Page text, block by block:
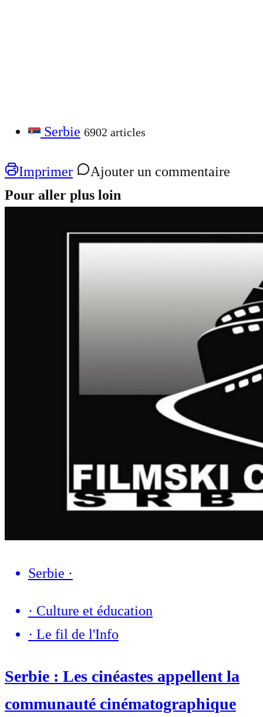
Serbie 6902 articles
Imprimer
Ajouter un commentaire
Pour aller plus loin
Serbie ·
· Culture et éducation
· Le fil de l'Info
Serbie : Les cinéastes appellent la
communauté cinématographique